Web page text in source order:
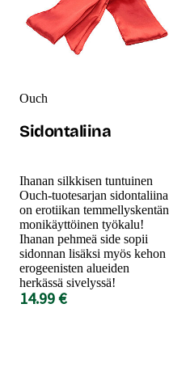
Ouch
Sidontaliina
Ihanan silkkisen tuntuinen
Ouch-tuotesarjan sidontaliina
on erotiikan temmellyskentän
monikäyttöinen työkalu!
Ihanan pehmeä side sopii
sidonnan lisäksi myös kehon
erogeenisten alueiden
herkässä sivelyssä!
14.99 €